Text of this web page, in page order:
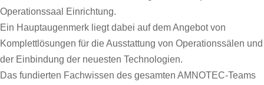
Operationssaal Einrichtung.
Ein Hauptaugenmerk liegt dabei auf dem Angebot von
Komplettlösungen für die Ausstattung von Operationssälen und
der Einbindung der neuesten Technologien.
Das fundierten Fachwissen des gesamten AMNOTEC-Teams